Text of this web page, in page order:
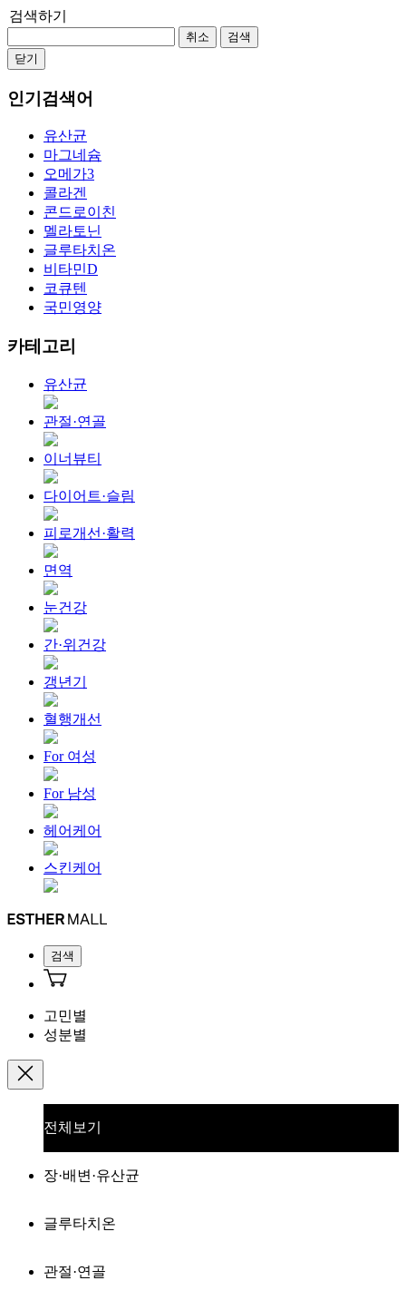
검색하기
취소
검색
닫기
인기검색어
유산균
마그네슘
오메가3
콜라겐
콘드로이친
멜라토닌
글루타치온
비타민D
코큐텐
국민영양
카테고리
유산균
관절·연골
이너뷰티
다이어트·슬림
피로개선·활력
면역
눈건강
간·위건강
갱년기
혈행개선
For 여성
For 남성
헤어케어
스킨케어
검색
고민별
성분별
전체보기
장·배변·유산균
글루타치온
관절·연골